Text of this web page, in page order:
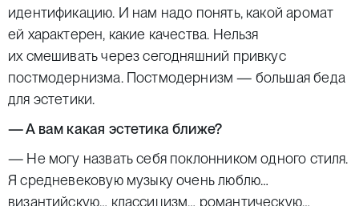
идентификацию. И нам надо понять, какой аромат
ей характерен, какие качества. Нельзя
их смешивать через сегодняшний привкус
постмодернизма. Постмодернизм — большая беда
для эстетики.
— А вам какая эстетика ближе?
— Не могу назвать себя поклонником одного стиля.
Я средневековую музыку очень люблю…
византийскую… классицизм… романтическую…